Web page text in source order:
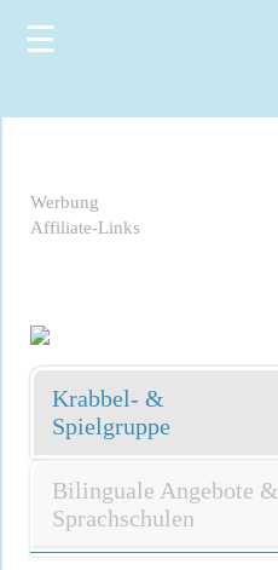
☰
Werbung
Affiliate-Links
Krabbel- &
Spielgruppe
Bilinguale Angebote &
Sprachschulen